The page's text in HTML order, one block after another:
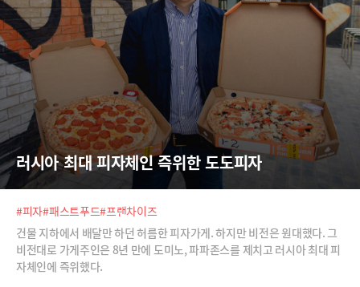
러시아 최대 피자체인 즉위한 도도피자
#피자#패스트푸드#프랜차이즈
건물 지하에서 배달만 하던 허름한 피자가게. 하지만 비전은 원대했다. 그
비전대로 가게주인은 8년 만에 도미노, 파파존스를 제치고 러시아 최대 피
자체인에 즉위했다.